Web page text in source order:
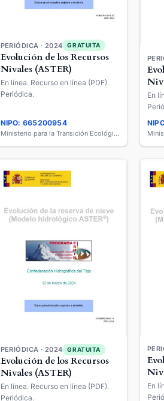
PERIÓDICA · 2024 GRATUITA
Evolución de los Recursos
Nivales (ASTER)
En línea. Recurso en línea (PDF).
Periódica.
NIPO: 665200954
Ministerio para la Transición Ecológica y el Reto Demográfico
En
PERIÓDICA · 2024 GRATUITA
Evolución de los Recursos
Nivales (ASTER)
En línea. Recurso en línea (PDF).
Periódica.
En